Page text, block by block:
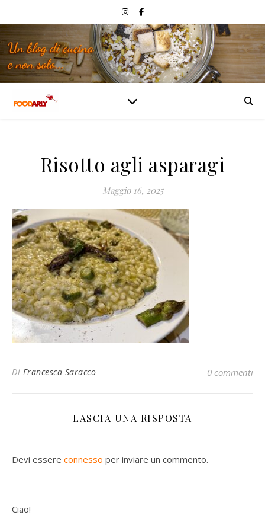
Risotto agli asparagi
Maggio 16, 2025
Di Francesca Saracco 0 commenti
LASCIA UNA RISPOSTA
Devi essere connesso per inviare un commento.
Ciao!